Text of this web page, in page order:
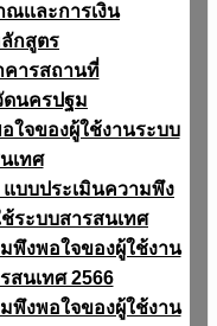
เเละการเงิน
กสูตร
ารสถานที่
นครปฐม
ใจของผู้ใช้งานระบบ
เทศ
แบบประเมินความพึง
ระบบสารสนเทศ
พึงพอใจของผู้ใช้งาน
สนเทศ 2566
พึงพอใจของผู้ใช้งาน